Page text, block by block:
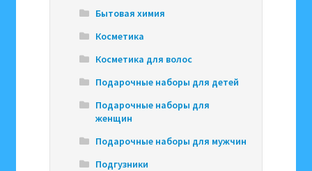
Бытовая химия
Косметика
Косметика для волос
Подарочные наборы для детей
Подарочные наборы для
женщин
Подарочные наборы для мужчин
Подгузники